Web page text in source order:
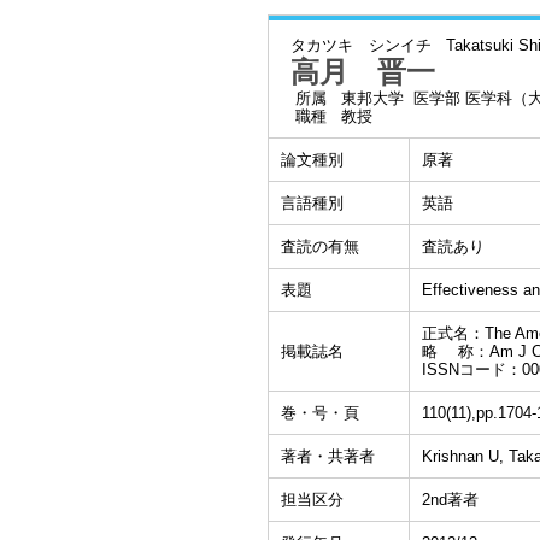
タカツキ シンイチ Takatsuki
高月 晋一
所属
東邦大学 医学部 医学科（大
職種
教授
論文種別 原著
言語種別 英語
査読の有無 査読あり
表題 Effectiveness
掲載誌名
正式名：The
略 称：Am J
ISSNコード：
巻・号・頁
著者・共著者 Krishnan U,
担当区分 2nd著者